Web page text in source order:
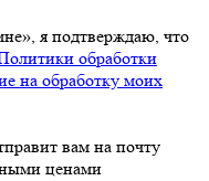
я подтверждаю, что
обработки
на обработку моих
вам на почту
ценами